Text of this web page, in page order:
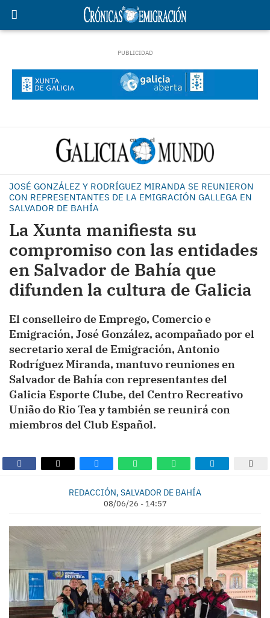
JOSÉ GONZÁLEZ Y RODRÍGUEZ MIRANDA SE REUNIERON
CON REPRESENTANTES DE LA EMIGRACIÓN GALLEGA EN
SALVADOR DE BAHÍA
La Xunta manifiesta su
compromiso con las entidades
en Salvador de Bahía que
difunden la cultura de Galicia
El conselleiro de Emprego, Comercio e
Emigración, José González, acompañado por el
secretario xeral de Emigración, Antonio
Rodríguez Miranda, mantuvo reuniones en
Salvador de Bahía con representantes del
Galicia Esporte Clube, del Centro Recreativo
União do Rio Tea y también se reunirá con
miembros del Club Español.
REDACCIÓN, SALVADOR DE BAHÍA
08/06/26 - 14:57